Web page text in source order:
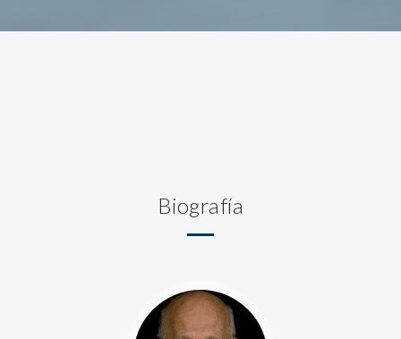
Biografía